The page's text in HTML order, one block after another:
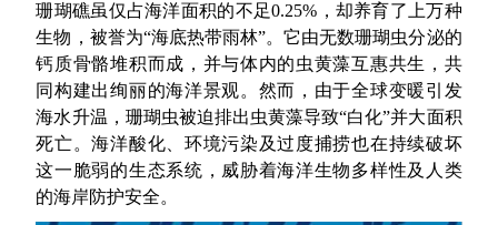
珊瑚礁虽仅占海洋面积的不足0.25%，却养育了上万种
生物，被誉为“海底热带雨林”。它由无数珊瑚虫分泌的
钙质骨骼堆积而成，并与体内的虫黄藻互惠共生，共
同构建出绚丽的海洋景观。然而，由于全球变暖引发
海水升温，珊瑚虫被迫排出虫黄藻导致“白化”并大面积
死亡。海洋酸化、环境污染及过度捕捞也在持续破坏
这一脆弱的生态系统，威胁着海洋生物多样性及人类
的海岸防护安全。